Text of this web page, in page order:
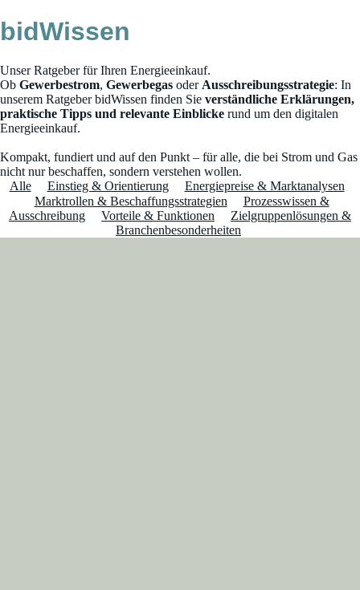
bidWissen
Unser Ratgeber für Ihren Energieeinkauf.
Ob Gewerbestrom, Gewerbegas oderAusschreibungsstrategie: In
unserem Ratgeber bidWissen finden Sie verständliche Erklärungen,
praktische Tipps und relevante Einblicke rund um den digitalen
Energieeinkauf.
Kompakt, fundiert und auf den Punkt – für alle, die bei Strom und Gas
nicht nur beschaffen, sondern verstehen wollen.
Alle
Einstieg & Orientierung
Energiepreise & Marktanalysen
Marktrollen & Beschaffungsstrategien
Prozesswissen &
Ausschreibung
Vorteile & Funktionen
Zielgruppenlösungen &
Branchenbesonderheiten